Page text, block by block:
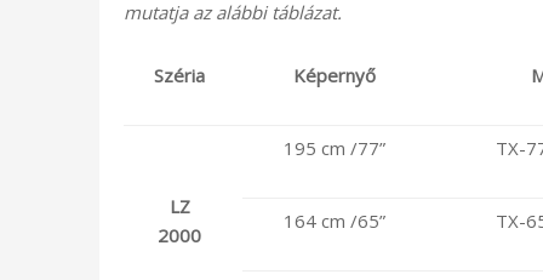
mutatja az alábbi táblázat.
Széria Képernyő
LZ
2000
195 cm /77” TX-
164 cm /65” TX-